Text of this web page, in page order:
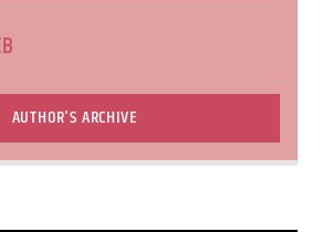
AUTHOR'S ARCHIVE